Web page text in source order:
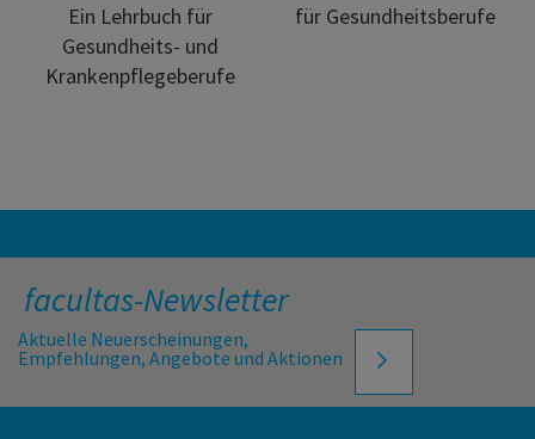
Ein Lehrbuch für
Gesundheits- und
Krankenpflegeberufe
für Gesundheitsberufe
facultas-Newsletter
Aktuelle Neuerscheinungen,
Empfehlungen, Angebote und Aktionen